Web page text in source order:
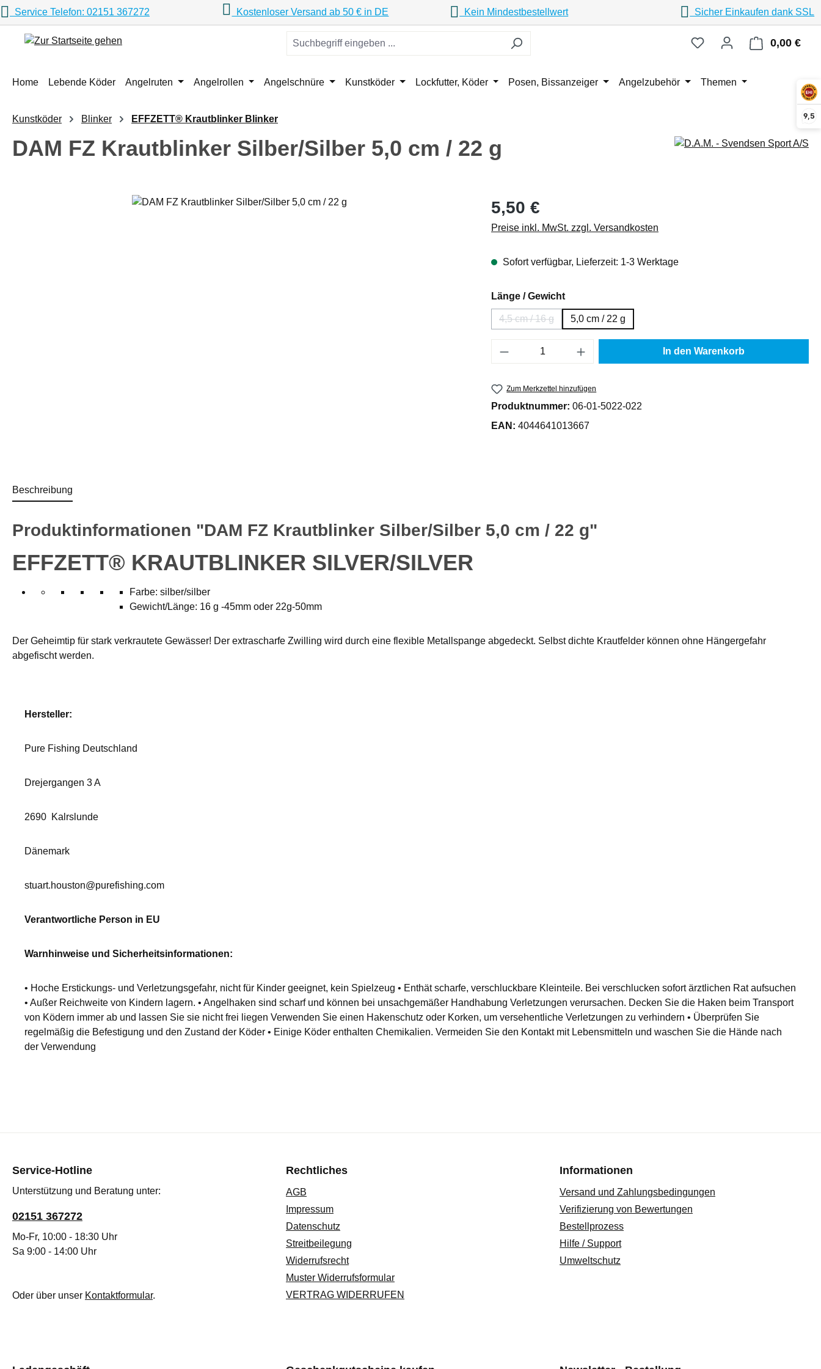
9,5
Hauptinhalt springen
Zur Suche springen
Zur Hauptnavigation springen
Service Telefon: 02151 367272 Kostenloser Versand ab 50 € in DE Kein Mindestbestellwert Sicher Einkaufen dank SSL
0,00 €
Home Lebende Köder Angelruten Angelrollen Angelschnüre Kunstköder Lockfutter, Köder Posen, Bissanzeiger Angelzubehör Themen
Kunstköder Blinker EFFZETT® Krautblinker Blinker
DAM FZ Krautblinker Silber/Silber 5,0 cm / 22 g
Regulärer Preis:
5,50 €
Preise inkl. MwSt. zzgl. Versandkosten
Sofort verfügbar, Lieferzeit: 1-3 Werktage
Länge / Gewichtauswählen
4,5 cm / 16 g
(Diese Option ist zurzeit nicht verfügbar.)
5,0 cm / 22 g
Produkt Anzahl: Gib den gewünschten Wert ein
In den Warenkorb
Zum Merkzettel hinzufügen
Produktnummer: 06-01-5022-022
EAN: 4044641013667
Beschreibung
Produktinformationen "DAM FZ Krautblinker Silber/Silber 5,0 cm / 22 g"
EFFZETT® KRAUTBLINKER SILVER/SILVER
Farbe: silber/silber
Gewicht/Länge: 16 g -45mm oder 22g-50mm
Der Geheimtip für stark verkrautete Gewässer! Der extrascharfe Zwilling wird durch eine flexible Metallspange abgedeckt. Selbst dichte Krautfelder können ohne Hängergefahr
abgefischt werden.
Hersteller:
Pure Fishing Deutschland
Drejergangen 3 A
2690 Kalrslunde
Dänemark
stuart.houston@purefishing.com
Verantwortliche Person in EU
Warnhinweise und Sicherheitsinformationen:
• Hoche Erstickungs- und Verletzungsgefahr, nicht für Kinder geeignet, kein Spielzeug • Enthät scharfe, verschluckbare Kleinteile. Bei verschlucken sofort ärztlichen Rat aufsuchen
• Außer Reichweite von Kindern lagern. • Angelhaken sind scharf und können bei unsachgemäßer Handhabung Verletzungen verursachen. Decken Sie die Haken beim Transport
von Ködern immer ab und lassen Sie sie nicht frei liegen Verwenden Sie einen Hakenschutz oder Korken, um versehentliche Verletzungen zu verhindern • Überprüfen Sie
regelmäßig die Befestigung und den Zustand der Köder • Einige Köder enthalten Chemikalien. Vermeiden Sie den Kontakt mit Lebensmitteln und waschen Sie die Hände nach
der Verwendung
Service-Hotline
Unterstützung und Beratung unter:
02151 367272
Mo-Fr, 10:00 - 18:30 Uhr
Sa 9:00 - 14:00 Uhr
Oder über unser Kontaktformular.
Rechtliches
AGB
Impressum
Datenschutz
Streitbeilegung
Widerrufsrecht
Muster Widerrufsformular
VERTRAG WIDERRUFEN
Informationen
Versand und Zahlungsbedingungen
Verifizierung von Bewertungen
Bestellprozess
Hilfe / Support
Umweltschutz